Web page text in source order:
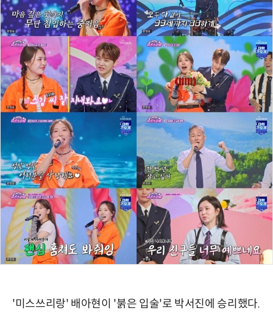
'미스쓰리랑' 배아현이 '붉은 입술'로 박서진에 승리했다.